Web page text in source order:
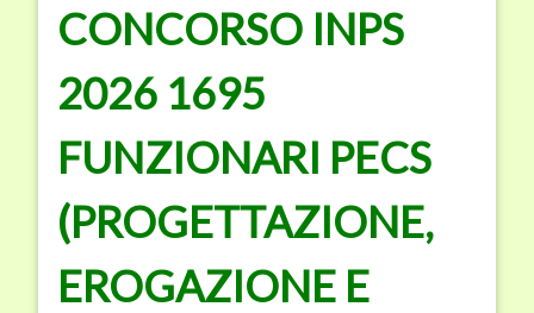
CONCORSO INPS
2026 1695
FUNZIONARI PECS
(PROGETTAZIONE,
EROGAZIONE E